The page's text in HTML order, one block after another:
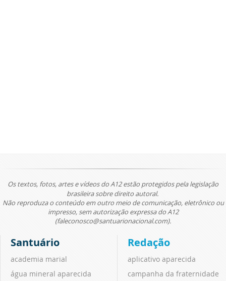
Os textos, fotos, artes e vídeos do A12 estão protegidos pela legislação
brasileira sobre direito autoral.
Não reproduza o conteúdo em outro meio de comunicação, eletrônico ou
impresso, sem autorização expressa do A12
(faleconosco@santuarionacional.com).
Santuário
academia marial
água mineral aparecida
Redação
aplicativo aparecida
campanha da fraternidade